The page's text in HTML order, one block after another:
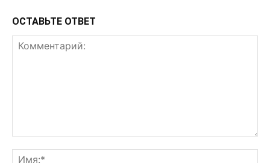
ОСТАВЬТЕ ОТВЕТ